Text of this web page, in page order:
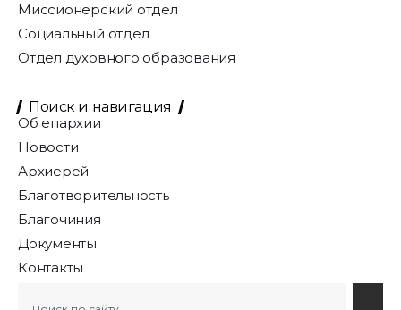
Миссионерский отдел
Социальный отдел
Отдел духовного образования
Поиск и навигация
Об епархии
Новости
Архиерей
Благотворительность
Благочиния
Документы
Контакты